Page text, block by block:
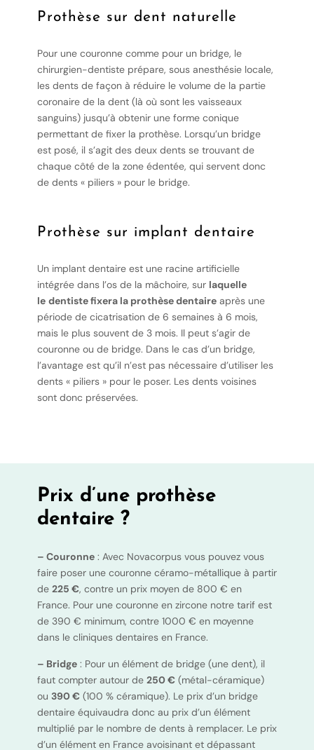
Prothèse sur dent naturelle
Pour une couronne comme pour un bridge, le
chirurgien-dentiste prépare, sous anesthésie locale,
les dents de façon à réduire le volume de la partie
coronaire de la dent (là où sont les vaisseaux
sanguins) jusqu’à obtenir une forme conique
permettant de fixer la prothèse. Lorsqu’un bridge
est posé, il s’agit des deux dents se trouvant de
chaque côté de la zone édentée, qui servent donc
de dents « piliers » pour le bridge.
Prothèse sur implant dentaire
Un implant dentaire est une racine artificielle
intégrée dans l’os de la mâchoire, sur laquelle
le dentiste fixera la prothèse dentaireaprès une
période de cicatrisation de 6 semaines à 6 mois,
mais le plus souvent de 3 mois. Il peut s’agir de
couronne ou de bridge. Dans le cas d’un bridge,
l’avantage est qu’il n’est pas nécessaire d’utiliser les
dents « piliers » pour le poser. Les dents voisines
sont donc préservées.
Prix d’une prothèse
dentaire ?
– Couronne: Avec Novacorpus vous pouvez vous
faire poser une couronne céramo-métallique à partir
de 225 €, contre un prix moyen de 800 € en
France. Pour une couronne en zircone notre tarif est
de 390 € minimum, contre 1000 € en moyenne
dans le cliniques dentaires en France.
– Bridge: Pour un élément de bridge (une dent), il
faut compter autour de 250 €(métal-céramique)
ou 390 €(100 % céramique). Le prix d’un bridge
dentaire équivaudra donc au prix d’un élément
multiplié par le nombre de dents à remplacer. Le prix
d’un élément en France avoisinant et dépassant